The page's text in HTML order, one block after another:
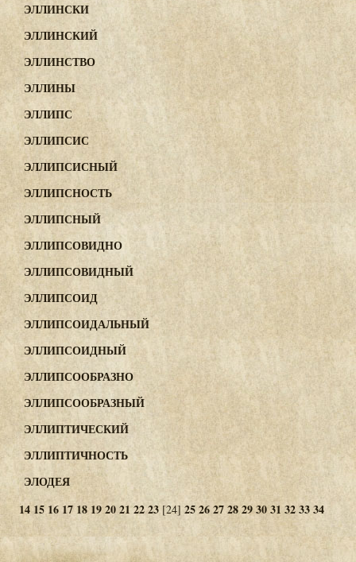
ЭЛЛИНСКИ
ЭЛЛИНСКИЙ
ЭЛЛИНСТВО
ЭЛЛИНЫ
ЭЛЛИПС
ЭЛЛИПСИС
ЭЛЛИПСИСНЫЙ
ЭЛЛИПСНОСТЬ
ЭЛЛИПСНЫЙ
ЭЛЛИПСОВИДНО
ЭЛЛИПСОВИДНЫЙ
ЭЛЛИПСОИД
ЭЛЛИПСОИДАЛЬНЫЙ
ЭЛЛИПСОИДНЫЙ
ЭЛЛИПСООБРАЗНО
ЭЛЛИПСООБРАЗНЫЙ
ЭЛЛИПТИЧЕСКИЙ
ЭЛЛИПТИЧНОСТЬ
ЭЛОДЕЯ
14 15 16 17 18 192021 2223[24] 25262728293031 323334